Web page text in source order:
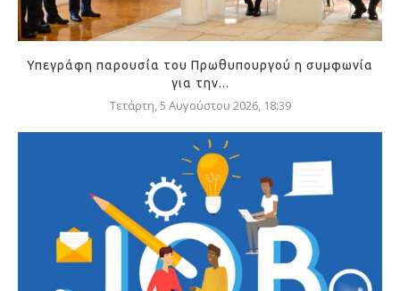
Υπεγράφη παρουσία του Πρωθυπουργού η συμφωνία
για την...
Τετάρτη, 5 Αυγούστου 2026, 18:39